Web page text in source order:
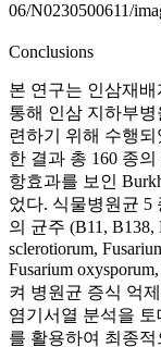
Conclusions
본 연구는 인삼재
통해 인삼 지하부
련하기 위해 수행
한 결과 총 160 종
항효과를 보인
었다. 식물병원균 5
의 균주 (B11,
sclerotiorum,
Fusarium
켜 병원균 증식 억
염기서열 분석을
를 활용하여 최종